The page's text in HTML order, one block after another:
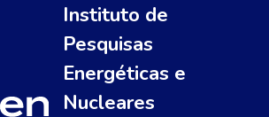
Instituto de
Pesquisas
Energéticas e
Nucleares